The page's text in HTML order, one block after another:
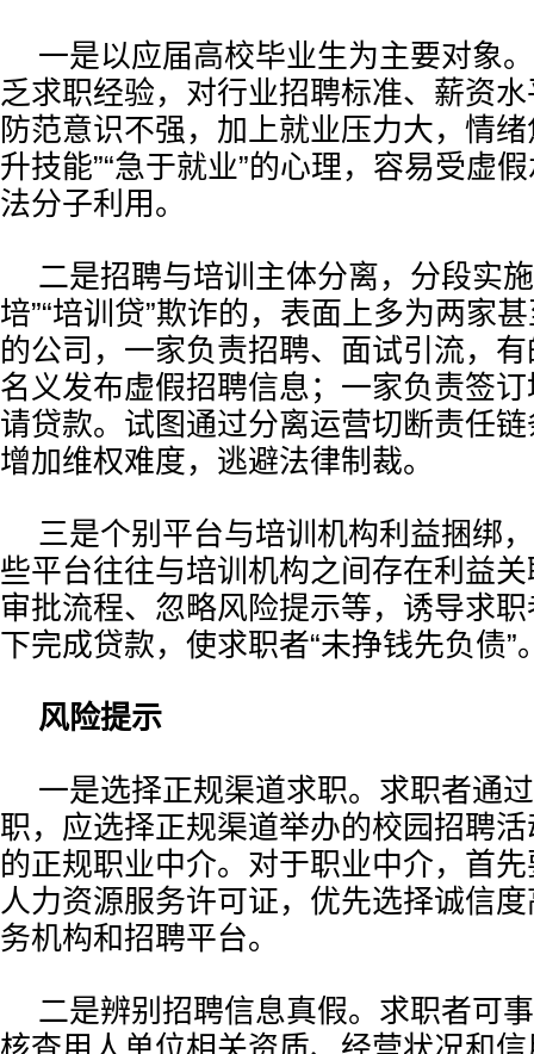
一是以应届高校毕业生为主要对象
乏求职经验，对行业招聘标准、薪资
防范意识不强，加上就业压力大，情
升技能”“急于就业”的心理，容易受虚
法分子利用。
二是招聘与培训主体分离，分段实
培”“培训贷”欺诈的，表面上多为两家
的公司，一家负责招聘、面试引流，
名义发布虚假招聘信息；一家负责签
请贷款。试图通过分离运营切断责任
增加维权难度，逃避法律制裁。
三是个别平台与培训机构利益捆绑
些平台往往与培训机构之间存在利益
审批流程、忽略风险提示等，诱导求
下完成贷款，使求职者“未挣钱先负债”
风险提示
一是选择正规渠道求职。求职者通
职，应选择正规渠道举办的校园招聘
的正规职业中介。对于职业中介，首
人力资源服务许可证，优先选择诚信
务机构和招聘平台。
二是辨别招聘信息真假。求职者可